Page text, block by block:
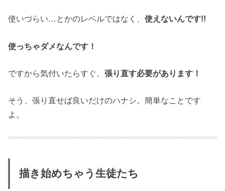
使いづらい…とかのレベルではなく、使えないんです!!
使っちゃダメなんです！
ですから気付いたらすぐ、張り直す必要があります！
そう、張り直せば良いだけのハナシ。簡単なことです
よ。
描き始めちゃう生徒たち